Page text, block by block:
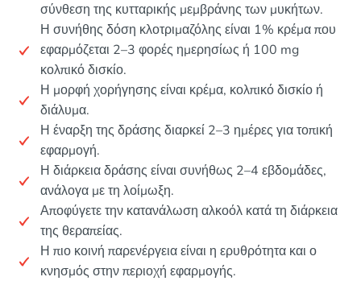
σύνθεση της κυτταρικής μεμβράνης των μυκήτων.
Η συνήθης δόση κλοτριμαζόλης είναι 1% κρέμα που
εφαρμόζεται 2–3 φορές ημερησίως ή 100 mg
κολπικό δισκίο.
Η μορφή χορήγησης είναι κρέμα, κολπικό δισκίο ή
διάλυμα.
Η έναρξη της δράσης διαρκεί 2–3 ημέρες για τοπική
εφαρμογή.
Η διάρκεια δράσης είναι συνήθως 2–4 εβδομάδες,
ανάλογα με τη λοίμωξη.
Αποφύγετε την κατανάλωση αλκοόλ κατά τη διάρκεια
της θεραπείας.
Η πιο κοινή παρενέργεια είναι η ερυθρότητα και ο
κνησμός στην περιοχή εφαρμογής.